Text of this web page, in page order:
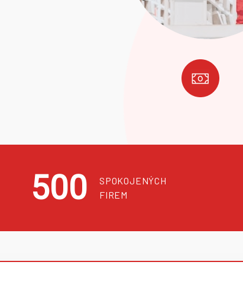
500
SPOKOJENÝCH
FIREM